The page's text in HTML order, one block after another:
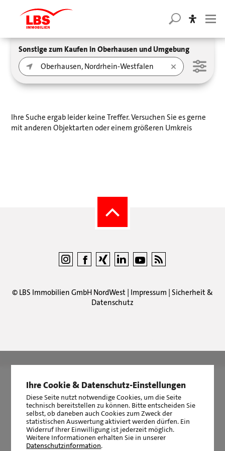
Sonstige zum Kaufen in Oberhausen und Umgebung
Ihre Suche ergab leider keine Treffer. Versuchen Sie es gerne
mit anderen Objektarten oder einem größeren Umkreis
© LBS Immobilien GmbH NordWest | Impressum | Sicherheit &
Datenschutz
|2510Bewertungen auf ProvenExpert.com
Ihre Cookie & Datenschutz-Einstellungen
Diese Seite nutzt notwendige Cookies, um die Seite
technisch bereitstellen zu können. Bitte entscheiden Sie
selbst, ob daneben auch Cookies zum Zweck der
statistischen Auswertung aktiviert werden dürfen. Ein
Widerruf Ihrer Einwilligung ist jederzeit möglich.
Weitere Informationen erhalten Sie in unserer
Datenschutzinformation.